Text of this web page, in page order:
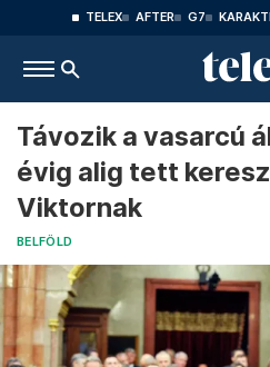
TELEX AFTER G7
Távozik a vasarcú
évig alig tett
Viktornak
BELFÖLD